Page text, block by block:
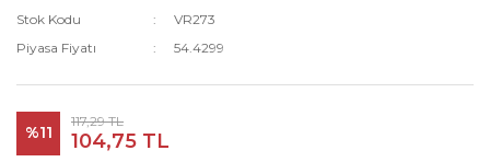
Stok Kodu
VR273
Piyasa Fiyatı
54.4299
%11
117,29 TL
104,75 TL